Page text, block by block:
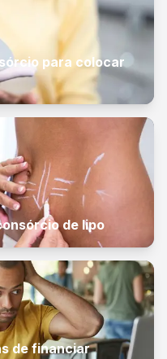
para colocar
de lipo
de financiar